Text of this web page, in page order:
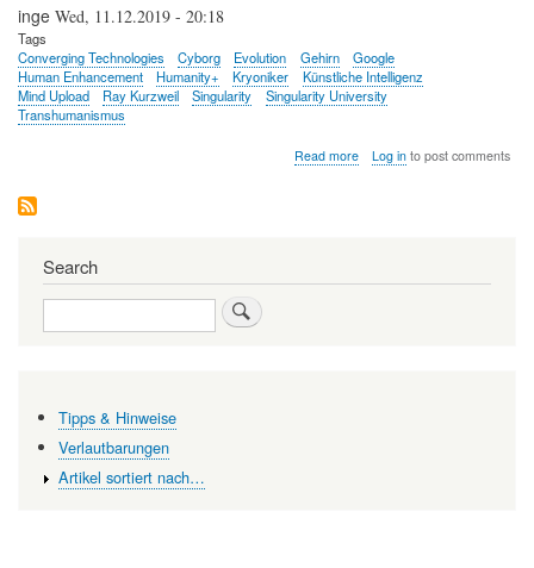
inge Wed, 11.12.2019 - 20:18
Tags
Converging Technologies
Cyborg Evolution Gehirn
Google
Human Enhancement
Humanity+ Kryoniker
Künstliche Intelligenz
Mind Upload
Ray Kurzweil Singularity
Singularity University
Transhumanismus
Read moreabout
Transhumanismus
seine
Log into post comments
Search
Search
Tipps & Hinweise
Verlautbarungen
Artikel sortiert nach…